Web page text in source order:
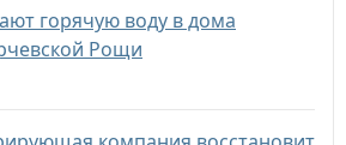
горячую воду в дома
Рощи